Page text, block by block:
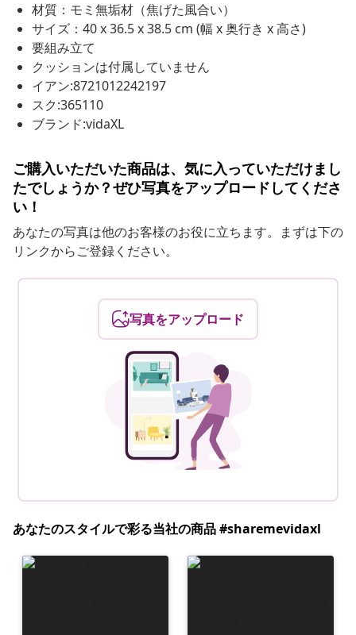
材質：モミ無垢材（焦げた風合い）
サイズ：40 x 36.5 x 38.5 cm (幅 x 奥行き x 高さ)
要組み立て
クッションは付属していません
イアン:8721012242197
スク:365110
ブランド:vidaXL
ご購入いただいた商品は、気に入っていただけまし
たでしょうか？ぜひ写真をアップロードしてくださ
い！
あなたの写真は他のお客様のお役に立ちます。まずは下の
リンクからご登録ください。
写真をアップロード
あなたのスタイルで彩る当社の商品 #sharemevidaxl